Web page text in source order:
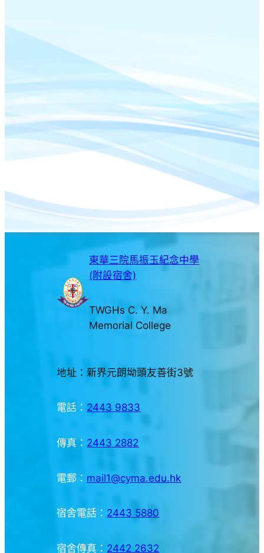
東華三院馬振玉紀念中學
(附設宿舍)
TWGHs C. Y. Ma
Memorial College
地址：新界元朗坳頭友善街3號
電話： 2443 9833
傳真： 2443 2882
電郵： mail1@cyma.edu.hk
宿舍電話： 2443 5880
宿舍傳真： 2442 2632